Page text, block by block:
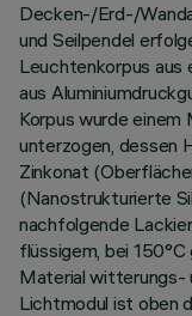
Decken-/Erd-/
und Seilpendel
Leuchtenkorpus aus
aus
Korpus wurde
unterzogen, dessen
Zinkonat
(Nanostrukturierte
nachfolgende
flüssigem, bei
Material witterungs-
Lichtmodul ist oben